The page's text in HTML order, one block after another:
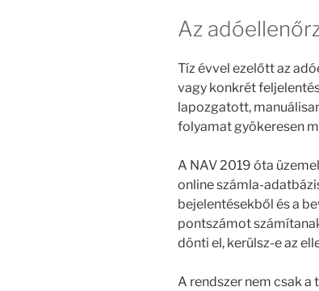
Az
Tíz évvel ezelőtt az
vagy konkrét
lapozgatott,
folyamat gyökeresen
A NAV 2019 óta
online számla-
bejelentésekből és a
pontszámot
dönti el, kerülsz-e az
A rendszer nem csak